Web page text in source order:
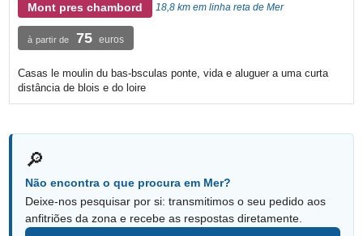
Mont pres chambord 18,8 km em linha reta de Mer
à partir de 75 euros
Casas le moulin du bas-bsculas ponte, vida e aluguer a uma curta
distância de blois e do loire
🔎
Não encontra o que procura em Mer?
Deixe-nos pesquisar por si: transmitimos o seu pedido aos
anfitriões da zona e recebe as respostas diretamente.